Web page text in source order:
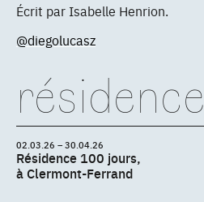
Écrit par Isabelle Henrion.
@diegolucasz
résidence
02.03.26 – 30.04.26
Résidence 100 jours,
à Clermont-Ferrand